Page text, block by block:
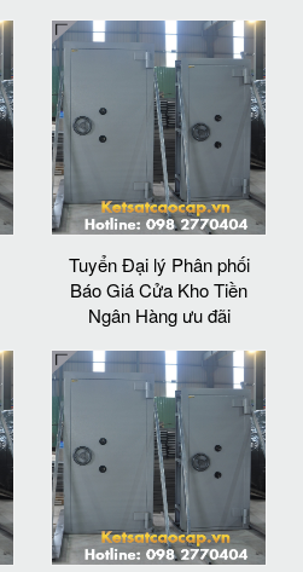
Tuyển Đại lý Phân phối
Báo Giá Cửa Kho Tiền
Ngân Hàng ưu đãi